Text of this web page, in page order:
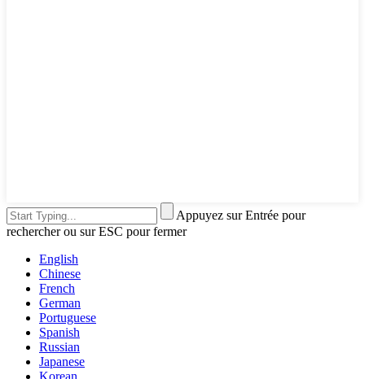
Appuyez sur Entrée pour
rechercher ou sur ESC pour fermer
English
Chinese
French
German
Portuguese
Spanish
Russian
Japanese